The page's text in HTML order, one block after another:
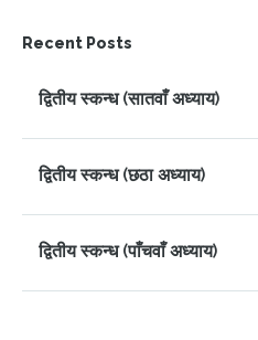
Recent Posts
द्वितीय स्कन्ध (सातवाँ अध्याय)
द्वितीय स्कन्ध (छठा अध्याय)
द्वितीय स्कन्ध (पाँचवाँ अध्याय)